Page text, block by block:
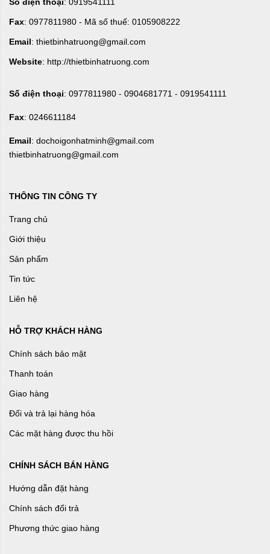
Fax: 0977811980 - Mã số thuế: 0105908222
Email: thietbinhatruong@gmail.com
Website: http://thietbinhatruong.com
Số điện thoại: 0977811980 - 0904681771 - 0919541111
Fax: 0246611184
Email: dochoigonhatminh@gmail.com
thietbinhatruong@gmail.com
THÔNG TIN CÔNG TY
Trang chủ
Giới thiệu
Sản phẩm
Tin tức
Liên hệ
HỖ TRỢ KHÁCH HÀNG
Chính sách bảo mật
Thanh toán
Giao hàng
Đổi và trả lại hàng hóa
Các mặt hàng được thu hồi
CHÍNH SÁCH BÁN HÀNG
Hướng dẫn đặt hàng
Chính sách đổi trả
Phương thức giao hàng